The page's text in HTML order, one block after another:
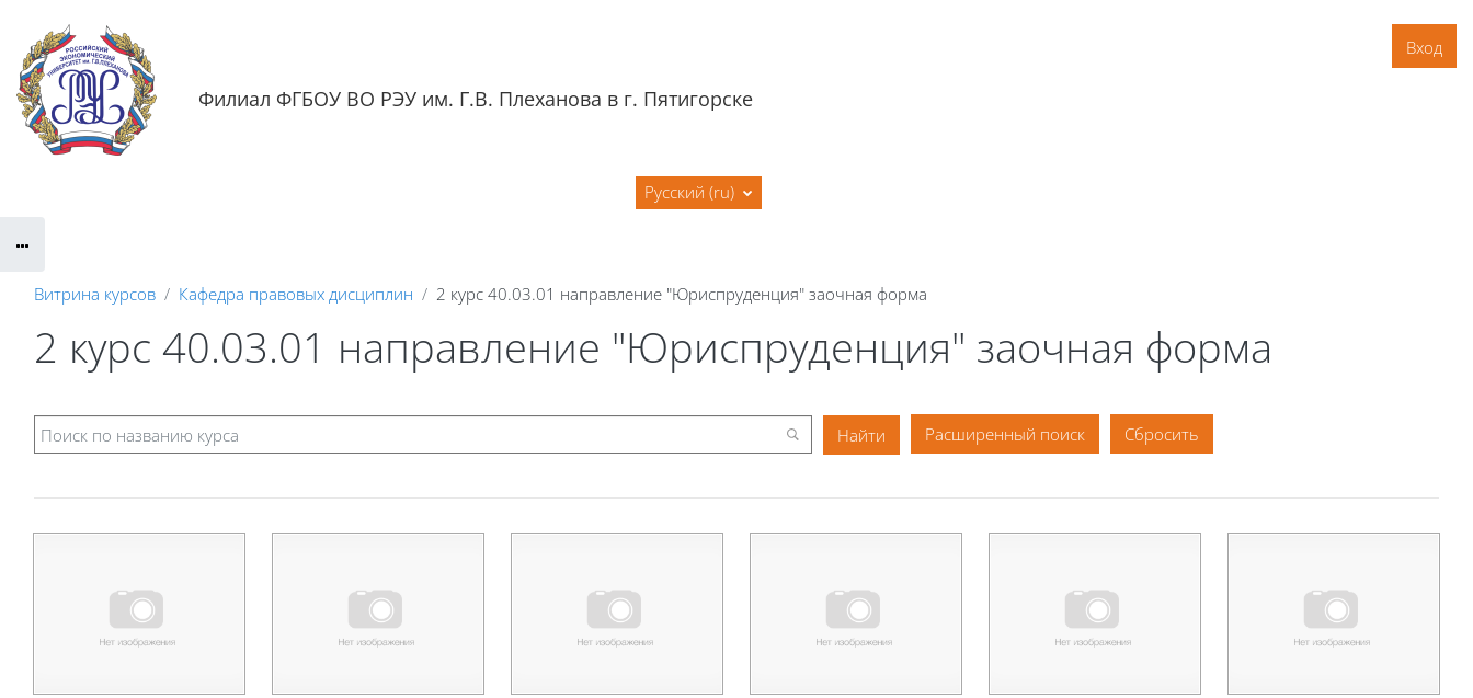
Филиал ФГБОУ ВО РЭУ им. Г.В. Плеханова в г. Пятигорске
Русский ‎(ru)‎
Вход
Витрина курсов Кафедра правовых дисциплин 2 курс 40.03.01 направление "Юриспруденция" заочная форма
2 курс 40.03.01 направление "Юриспруденция" заочная форма
Расширенный поиск